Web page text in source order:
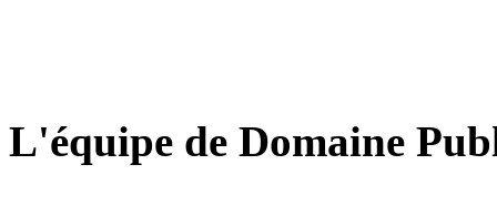
L'équipe de Domaine